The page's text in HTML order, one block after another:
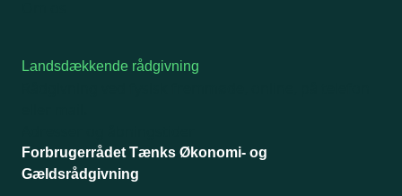
Landsdækkende rådgivning
Forbrugerrådet Tænks Økonomi- og
Gældsrådgivning